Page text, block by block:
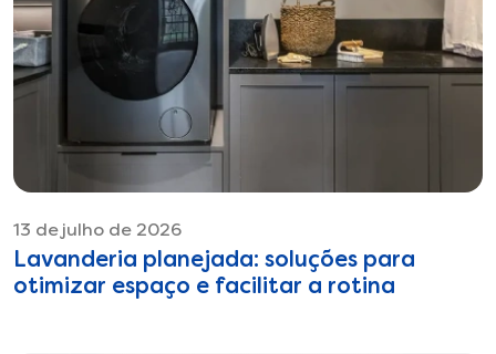
13 de julho de 2026
Lavanderia planejada: soluções para
otimizar espaço e facilitar a rotina